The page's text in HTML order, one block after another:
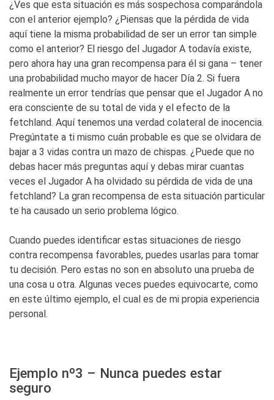
¿Ves que esta situación es más sospechosa comparándola
con el anterior ejemplo? ¿Piensas que la pérdida de vida
aquí tiene la misma probabilidad de ser un error tan simple
como el anterior? El riesgo del Jugador A todavía existe,
pero ahora hay una gran recompensa para él si gana – tener
una probabilidad mucho mayor de hacer Día 2. Si fuera
realmente un error tendrías que pensar que el Jugador A no
era consciente de su total de vida y el efecto de la
fetchland. Aquí tenemos una verdad colateral de inocencia.
Pregúntate a ti mismo cuán probable es que se olvidara de
bajar a 3 vidas contra un mazo de chispas. ¿Puede que no
debas hacer más preguntas aquí y debas mirar cuantas
veces el Jugador A ha olvidado su pérdida de vida de una
fetchland? La gran recompensa de esta situación particular
te ha causado un serio problema lógico.
Cuando puedes identificar estas situaciones de riesgo
contra recompensa favorables, puedes usarlas para tomar
tu decisión. Pero estas no son en absoluto una prueba de
una cosa u otra. Algunas veces puedes equivocarte, como
en este último ejemplo, el cual es de mi propia experiencia
personal.
Ejemplo nº3 – Nunca puedes estar
seguro